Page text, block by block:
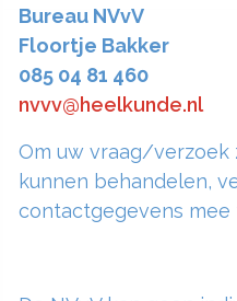
Bureau NVvV
Floortje Bakker
085 04 81 460
nvvv@heelkunde.nl
Om uw vraag/verzoek
kunnen behandelen,
contactgegevens mee